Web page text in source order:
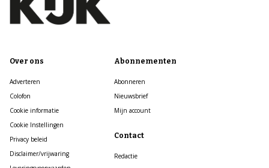
Over ons
Adverteren
Colofon
Cookie informatie
Cookie Instellingen
Privacy beleid
Disclaimer/vrijwaring
Abonnementen
Abonneren
Nieuwsbrief
Mijn account
Contact
Redactie